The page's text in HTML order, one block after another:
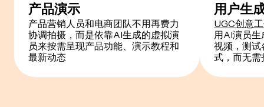
产品演示
产品营销人员和电商团队不用再费力
协调拍摄，而是依靠AI生成的虚拟演
员来按需呈现产品功能、演示教程和
最新动态
用户生
UGC创意
用AI演员
视频，测试
式，而无需